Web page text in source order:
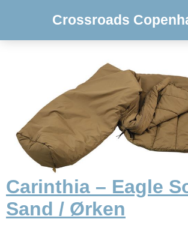
Crossroads
Carinthia – Eagle
Sand / Ørken